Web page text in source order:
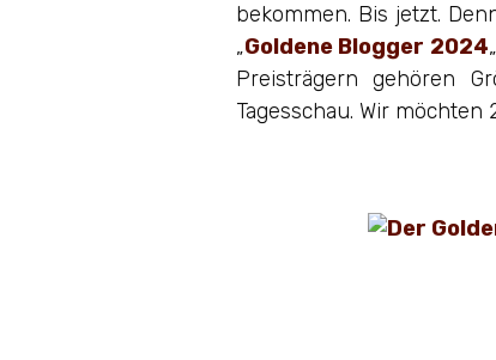
bekommen. Bis jetzt.
„Goldene Blogger 2024
Preisträgern gehören
Tagesschau. Wir